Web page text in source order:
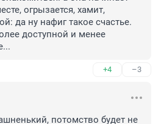
огрызается, хамит,
да ну нафиг такое счастье.
доступной и менее
+4 –3
потомство будет не